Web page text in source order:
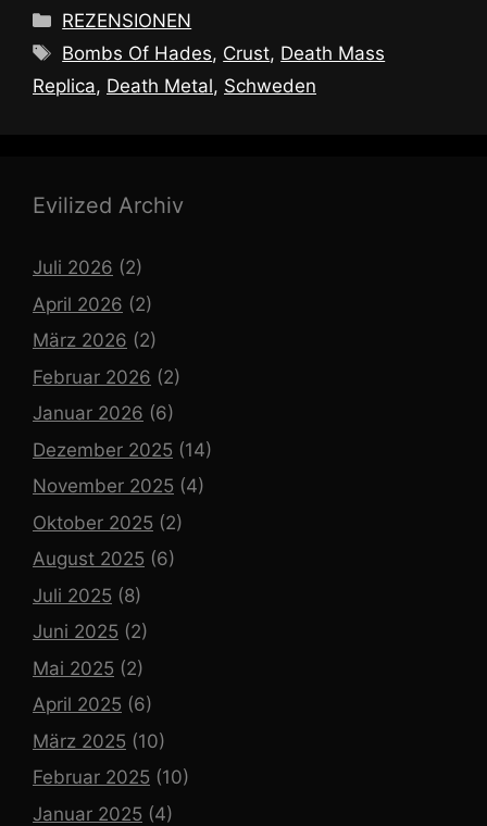
Kategorien
REZENSIONEN
Schlagwörter
Bombs Of Hades, Crust, Death Mass
Replica, Death Metal, Schweden
Evilized Archiv
Juli 2026 (2)
April 2026 (2)
März 2026 (2)
Februar 2026 (2)
Januar 2026 (6)
Dezember 2025 (14)
November 2025 (4)
Oktober 2025 (2)
August 2025 (6)
Juli 2025 (8)
Juni 2025 (2)
Mai 2025 (2)
April 2025 (6)
März 2025 (10)
Februar 2025 (10)
Januar 2025 (4)